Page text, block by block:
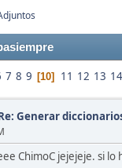
7 8 9 10 11 12 13 14
Generar
ChimoC jejejeje. si